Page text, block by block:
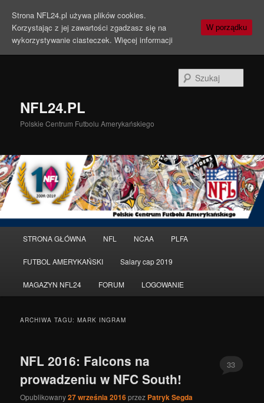
NFL24.PL
Polskie Centrum Futbolu Amerykańskiego
główne
Przeskocz
do
tekstu
Przeskocz
do
widgetów
STRONA GŁÓWNA NFL NCAA PLFA
FUTBOL AMERYKAŃSKI Salary cap 2019
MAGAZYN NFL24 FORUM LOGOWANIE
ARCHIWA TAGU:MARK INGRAM
NFL 2016: Falcons na
prowadzeniu w NFC South!
Opublikowany27 września 2016przez Patryk Segda
33
Strona NFL24.pl używa plików cookies.
Korzystając z jej zawartości zgadzasz się na
wykorzystywanie ciasteczek. Więcej informacji
W porządku